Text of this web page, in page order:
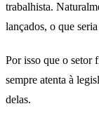
trabalhista.
lançados, o que
Por isso que o setor
sempre atenta à
delas.